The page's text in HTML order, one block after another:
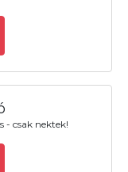
- csak nektek!